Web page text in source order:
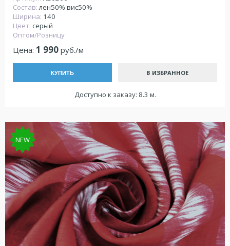
Состав:лен50% вис50%
Ширина: 140
Цвет: серый
Оптом/Розницу
Цена: 1 990 руб./м
КУПИТЬ В ИЗБРАННОЕ
Доступно к заказу: 8.3 м.
NEW